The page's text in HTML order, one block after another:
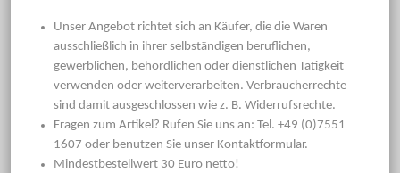
Unser Angebot richtet sich an Käufer, die die Waren
ausschließlich in ihrer selbständigen beruflichen,
gewerblichen, behördlichen oder dienstlichen Tätigkeit
verwenden oder weiterverarbeiten. Verbraucherrechte
sind damit ausgeschlossen wie z. B. Widerrufsrechte.
Fragen zum Artikel? Rufen Sie uns an: Tel. +49 (0)7551
1607 oder benutzen Sie unser Kontaktformular.
Mindestbestellwert 30 Euro netto!